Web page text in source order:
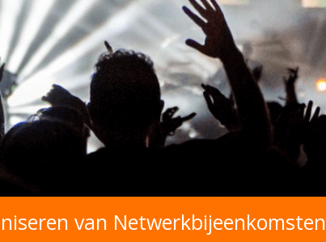
van Netwerkbijeenkomsten